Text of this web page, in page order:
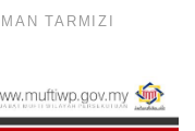
TARMIZI